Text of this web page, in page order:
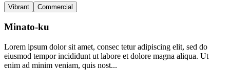
Vibrant Commercial
Minato-ku
Lorem ipsum dolor sit amet, consec tetur adipiscing elit, sed do
eiusmod tempor incididunt ut labore et dolore magna aliqua. Ut
enim ad minim veniam, quis nost...